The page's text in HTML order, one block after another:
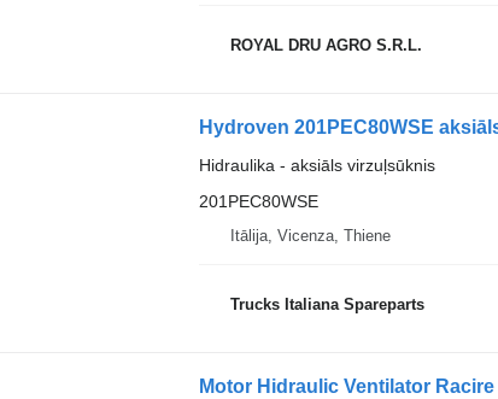
ROYAL DRU AGRO S.R.L.
Hydroven 201PEC80WSE
Hidraulika - aksiāls virzuļsūknis
201PEC80WSE
Itālija, Vicenza, Thiene
Trucks Italiana Spareparts